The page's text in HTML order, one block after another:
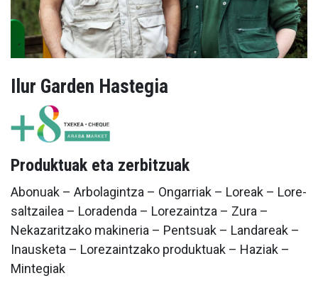
Ilur Garden Hastegia
Produktuak eta zerbitzuak
Abonuak – Arbolagintza – Ongarriak – Loreak – Lore-
saltzailea – Loradenda – Lorezaintza – Zura –
Nekazaritzako makineria – Pentsuak – Landareak –
Inausketa – Lorezaintzako produktuak – Haziak –
Mintegiak